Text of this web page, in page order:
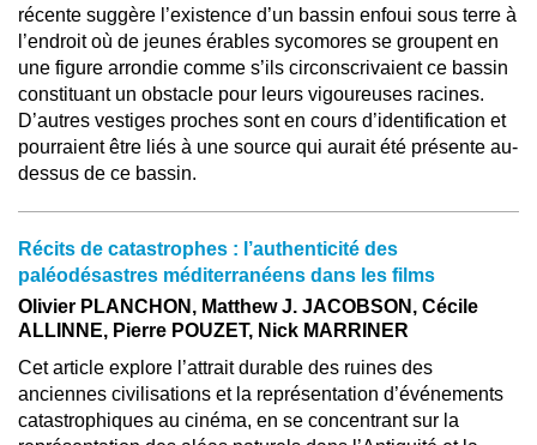
récente suggère l’existence d’un bassin enfoui sous terre à
l’endroit où de jeunes érables sycomores se groupent en
une figure arrondie comme s’ils circonscrivaient ce bassin
constituant un obstacle pour leurs vigoureuses racines.
D’autres vestiges proches sont en cours d’identification et
pourraient être liés à une source qui aurait été présente au-
dessus de ce bassin.
Récits de catastrophes : l’authenticité des
paléodésastres méditerranéens dans les films
Olivier PLANCHON, Matthew J. JACOBSON, Cécile
ALLINNE, Pierre POUZET, Nick MARRINER
Cet article explore l’attrait durable des ruines des
anciennes civilisations et la représentation d’événements
catastrophiques au cinéma, en se concentrant sur la